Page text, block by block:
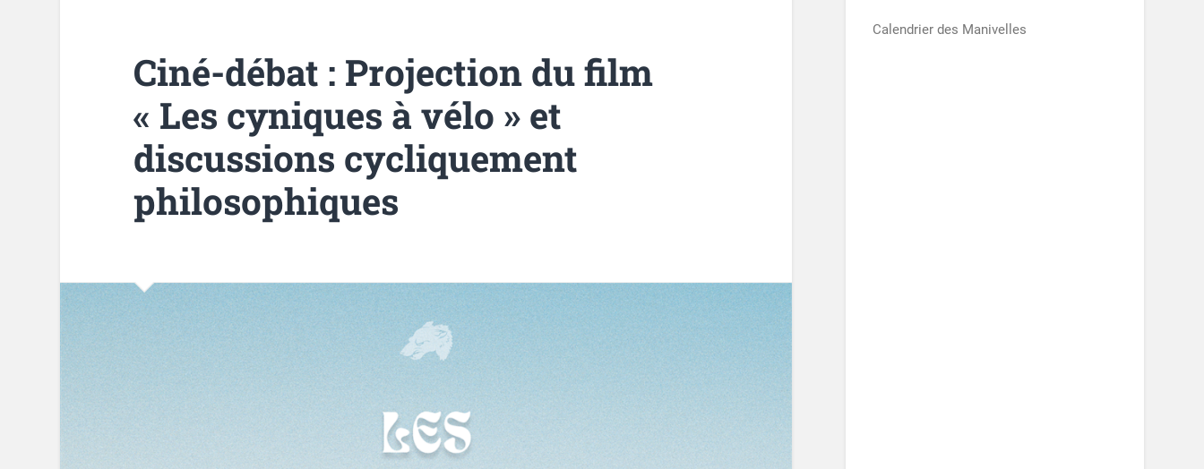
Ciné-débat : Projection du film
« Les cyniques à vélo » et
discussions cycliquement
philosophiques
Calendrier des Manivelles